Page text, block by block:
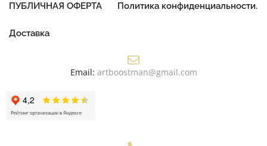
ПУБЛИЧНАЯ ОФЕРТА Политика конфиденциальности.
Доставка
Email: artboostman@gmail.com